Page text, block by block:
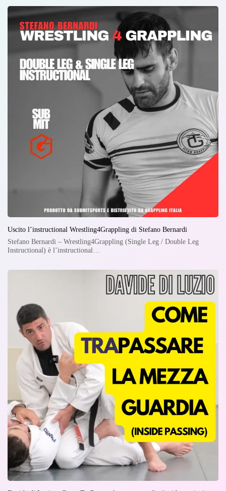
Uscito l’instructional Wrestling4Grappling di Stefano Bernardi
Stefano Bernardi – Wrestling4Grappling (Single Leg / Double Leg
Instructional) è l’instructional…